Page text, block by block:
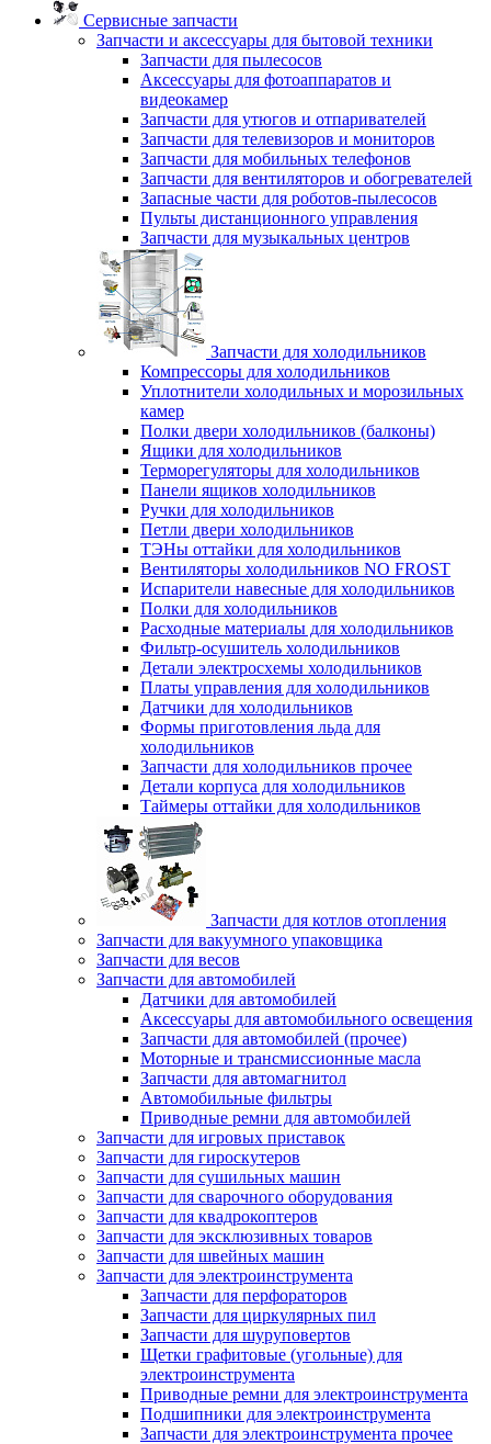
Сервисные запчасти
Запчасти и аксессуары для бытовой техники
Запчасти для пылесосов
Аксессуары для фотоаппаратов и
видеокамер
Запчасти для утюгов и отпаривателей
Запчасти для телевизоров и мониторов
Запчасти для мобильных телефонов
Запчасти для вентиляторов и обогревателей
Запасные части для роботов-пылесосов
Пульты дистанционного управления
Запчасти для музыкальных центров
Запчасти для холодильников
Компрессоры для холодильников
Уплотнители холодильных и морозильных
камер
Полки двери холодильников (балконы)
Ящики для холодильников
Терморегуляторы для холодильников
Панели ящиков холодильников
Ручки для холодильников
Петли двери холодильников
ТЭНы оттайки для холодильников
Вентиляторы холодильников NO FROST
Испарители навесные для холодильников
Полки для холодильников
Расходные материалы для холодильников
Фильтр-осушитель холодильников
Детали электросхемы холодильников
Платы управления для холодильников
Датчики для холодильников
Формы приготовления льда для
холодильников
Запчасти для холодильников прочее
Детали корпуса для холодильников
Таймеры оттайки для холодильников
Запчасти для котлов отопления
Запчасти для вакуумного упаковщика
Запчасти для весов
Запчасти для автомобилей
Датчики для автомобилей
Аксессуары для автомобильного освещения
Запчасти для автомобилей (прочее)
Моторные и трансмиссионные масла
Запчасти для автомагнитол
Автомобильные фильтры
Приводные ремни для автомобилей
Запчасти для игровых приставок
Запчасти для гироскутеров
Запчасти для сушильных машин
Запчасти для сварочного оборудования
Запчасти для квадрокоптеров
Запчасти для эксклюзивных товаров
Запчасти для швейных машин
Запчасти для электроинструмента
Запчасти для перфораторов
Запчасти для циркулярных пил
Запчасти для шуруповертов
Щетки графитовые (угольные) для
электроинструмента
Приводные ремни для электроинструмента
Подшипники для электроинструмента
Запчасти для электроинструмента прочее